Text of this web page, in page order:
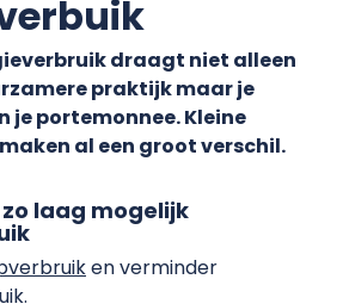
draagt niet alleen
praktijk maar je
je portemonnee. Kleine
al een groot verschil.
laag mogelijk
en verminder